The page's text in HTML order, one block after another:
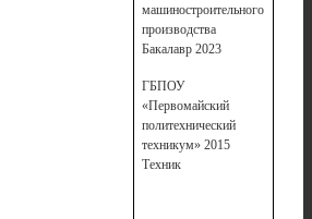
машиностроительного
производства
Бакалавр 2023
ГБПОУ
«Первомайский
политехнический
техникум» 2015
Техник